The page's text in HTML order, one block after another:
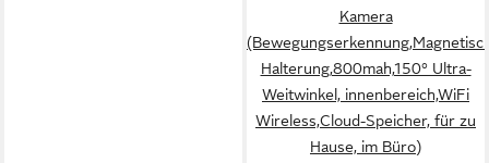
Kamera
Halterung,800mah,150° Ultra-
Weitwinkel, innenbereich,WiFi
Wireless,Cloud-Speicher, für zu
Hause, im Büro)